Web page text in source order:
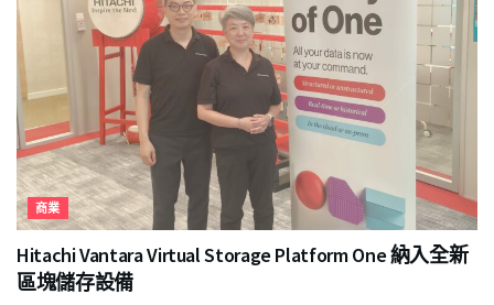
商業
Hitachi Vantara Virtual Storage Platform One 納入全新
區塊儲存設備